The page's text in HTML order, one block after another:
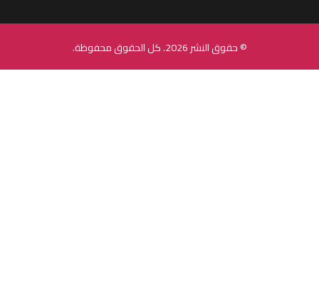
© حقوق النشر 2026. كل الحقوق محفوظة.